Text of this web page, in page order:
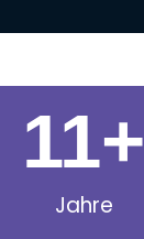
Jahre
11+